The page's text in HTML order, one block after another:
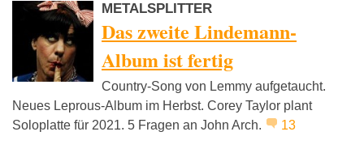
Vanden Plas Cuba Missouri Zoo
METALSPLITTER
Das zweite Lindemann-
Album ist fertig
Country-Song von Lemmy aufgetaucht.
Neues Leprous-Album im Herbst. Corey Taylor plant
Soloplatte für 2021. 5 Fragen an John Arch.
13